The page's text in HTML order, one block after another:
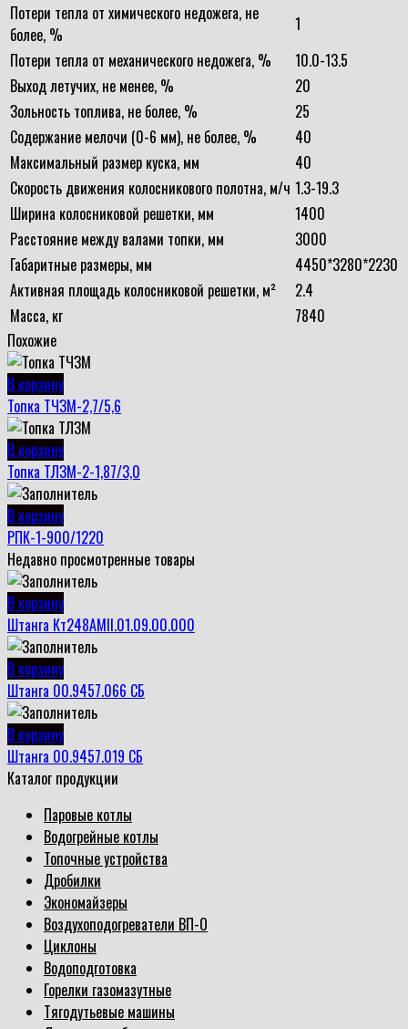
Потери тепла от химического недожега, не
более, %
1
Потери тепла от механического недожега, %
10.0-13.5
Выход летучих, не менее, %
20
Зольность топлива, не более, %
25
Содержание мелочи (0-6 мм), не более, %
40
Максимальный размер куска, мм
40
Скорость движения колосникового полотна, м/ч 1.3-19.3
Ширина колосниковой решетки, мм
1400
Расстояние между валами топки, мм
3000
Габаритные размеры, мм
4450*3280*2230
Активная площадь колосниковой решетки, м²
2.4
Масса, кг
7840
Похожие
В корзину
Топка ТЧЗМ-2,7/5,6
В корзину
Топка ТЛЗМ-2-1,87/3,0
В корзину
РПК-1-900/1220
Недавно просмотренные товары
В корзину
Штанга Кт248АМII.01.09.00.000
В корзину
Штанга 00.9457.066 СБ
В корзину
Штанга 00.9457.019 СБ
Каталог продукции
Паровые котлы
Водогрейные котлы
Топочные устройства
Дробилки
Экономайзеры
Воздухоподогреватели ВП-О
Циклоны
Водоподготовка
Горелки газомазутные
Тягодутьевые машины